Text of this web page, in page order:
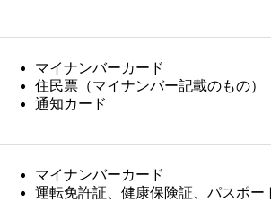
マイナンバーカード
住民票（マイナンバー記載のもの）
通知カード
マイナンバーカード
運転免許証、健康保険証、パスポー